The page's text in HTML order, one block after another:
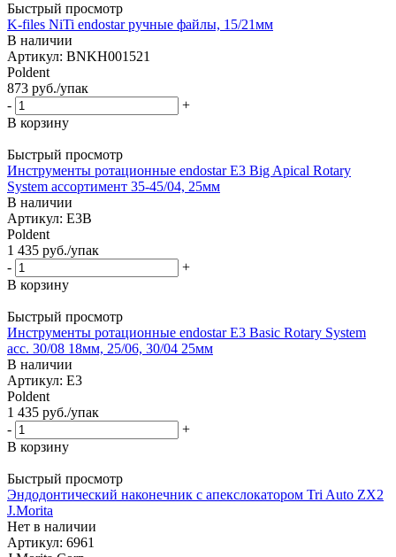
Быстрый просмотр
K-files NiTi endostar ручные файлы, 15/21мм
В наличии
Артикул: BNKH001521
Poldent
873 руб./упак
-
+
В корзину
Быстрый просмотр
Инструменты ротационные endostar E3 Big Apical Rotary
System ассортимент 35-45/04, 25мм
В наличии
Артикул: E3B
Poldent
1 435 руб./упак
-
+
В корзину
Быстрый просмотр
Инструменты ротационные endostar E3 Basic Rotary System
асс. 30/08 18мм, 25/06, 30/04 25мм
В наличии
Артикул: E3
Poldent
1 435 руб./упак
-
+
В корзину
Быстрый просмотр
Эндодонтический наконечник с апекслокатором Tri Auto ZX2
J.Morita
Нет в наличии
Артикул: 6961